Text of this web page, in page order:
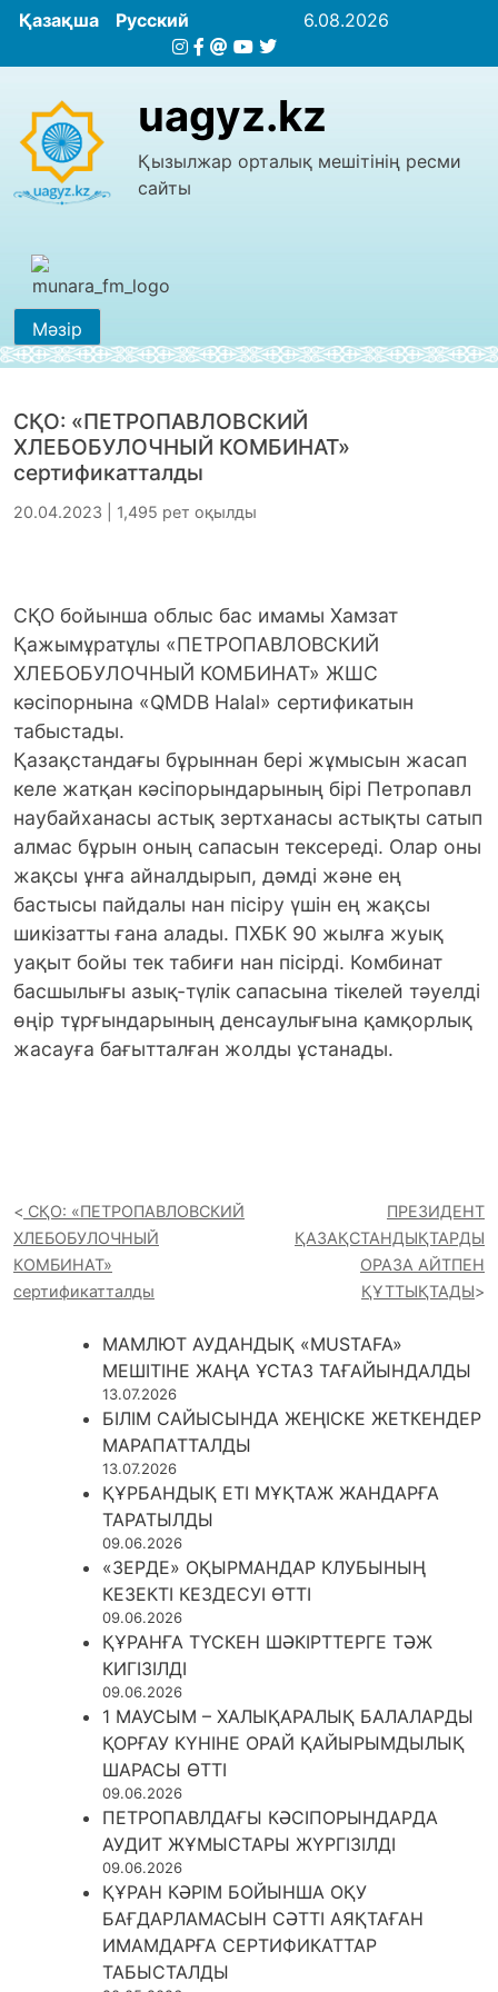
Қазақша Русский 6.08.2026
uagyz.kz
Қызылжар орталық мешітінің ресми
сайты
Мәзір
СҚО: «ПЕТРОПАВЛОВСКИЙ
ХЛЕБОБУЛОЧНЫЙ КОМБИНАТ»
сертификатталды
20.04.2023 | 1,495 рет оқылды
СҚО бойынша облыс бас имамы Хамзат
Қажымұратұлы «ПЕТРОПАВЛОВСКИЙ
ХЛЕБОБУЛОЧНЫЙ КОМБИНАТ» ЖШС
кәсіпорнына «QMDB Halal» сертификатын
табыстады.
Қазақстандағы бұрыннан бері жұмысын жасап
келе жатқан кәсіпорындарының бірі Петропавл
наубайханасы астық зертханасы астықты сатып
алмас бұрын оның сапасын тексереді. Олар оны
жақсы ұнға айналдырып, дәмді және ең
бастысы пайдалы нан пісіру үшін ең жақсы
шикізатты ғана алады. ПХБК 90 жылға жуық
уақыт бойы тек табиғи нан пісірді. Комбинат
басшылығы азық-түлік сапасына тікелей тәуелді
өңір тұрғындарының денсаулығына қамқорлық
жасауға бағытталған жолды ұстанады.
СҚО: «ПЕТРОПАВЛОВСКИЙ
ХЛЕБОБУЛОЧНЫЙ
КОМБИНАТ»
сертификатталды
ПРЕЗИДЕНТ
ҚАЗАҚСТАНДЫҚТАРДЫ
ОРАЗА АЙТПЕН
ҚҰТТЫҚТАДЫ
МАМЛЮТ АУДАНДЫҚ «MUSTAFA»
МЕШІТІНЕ ЖАҢА ҰСТАЗ ТАҒАЙЫНДАЛДЫ
13.07.2026
БІЛІМ САЙЫСЫНДА ЖЕҢІСКЕ ЖЕТКЕНДЕР
МАРАПАТТАЛДЫ
13.07.2026
ҚҰРБАНДЫҚ ЕТІ МҰҚТАЖ ЖАНДАРҒА
ТАРАТЫЛДЫ
09.06.2026
«ЗЕРДЕ» ОҚЫРМАНДАР КЛУБЫНЫҢ
КЕЗЕКТІ КЕЗДЕСУІ ӨТТІ
09.06.2026
ҚҰРАНҒА ТҮСКЕН ШӘКІРТТЕРГЕ ТӘЖ
КИГІЗІЛДІ
09.06.2026
1 МАУСЫМ – ХАЛЫҚАРАЛЫҚ БАЛАЛАРДЫ
ҚОРҒАУ КҮНІНЕ ОРАЙ ҚАЙЫРЫМДЫЛЫҚ
ШАРАСЫ ӨТТІ
09.06.2026
ПЕТРОПАВЛДАҒЫ КӘСІПОРЫНДАРДА
АУДИТ ЖҰМЫСТАРЫ ЖҮРГІЗІЛДІ
09.06.2026
ҚҰРАН КӘРІМ БОЙЫНША ОҚУ
БАҒДАРЛАМАСЫН СӘТТІ АЯҚТАҒАН
ИМАМДАРҒА СЕРТИФИКАТТАР
ТАБЫСТАЛДЫ